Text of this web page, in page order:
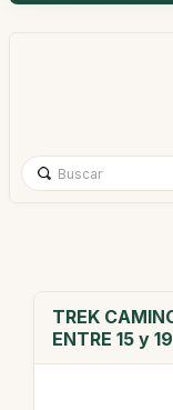
TREK
ENTRE 15 y